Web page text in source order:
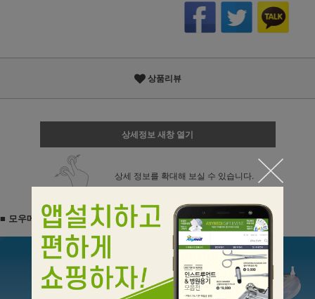
상품리뷰
상세정보 새창 열기
상세 정보를 확대해 보실 수 있습니다.
■ 모우메디칼 수동식인공호흡기 성인용 MR010 / 암부백